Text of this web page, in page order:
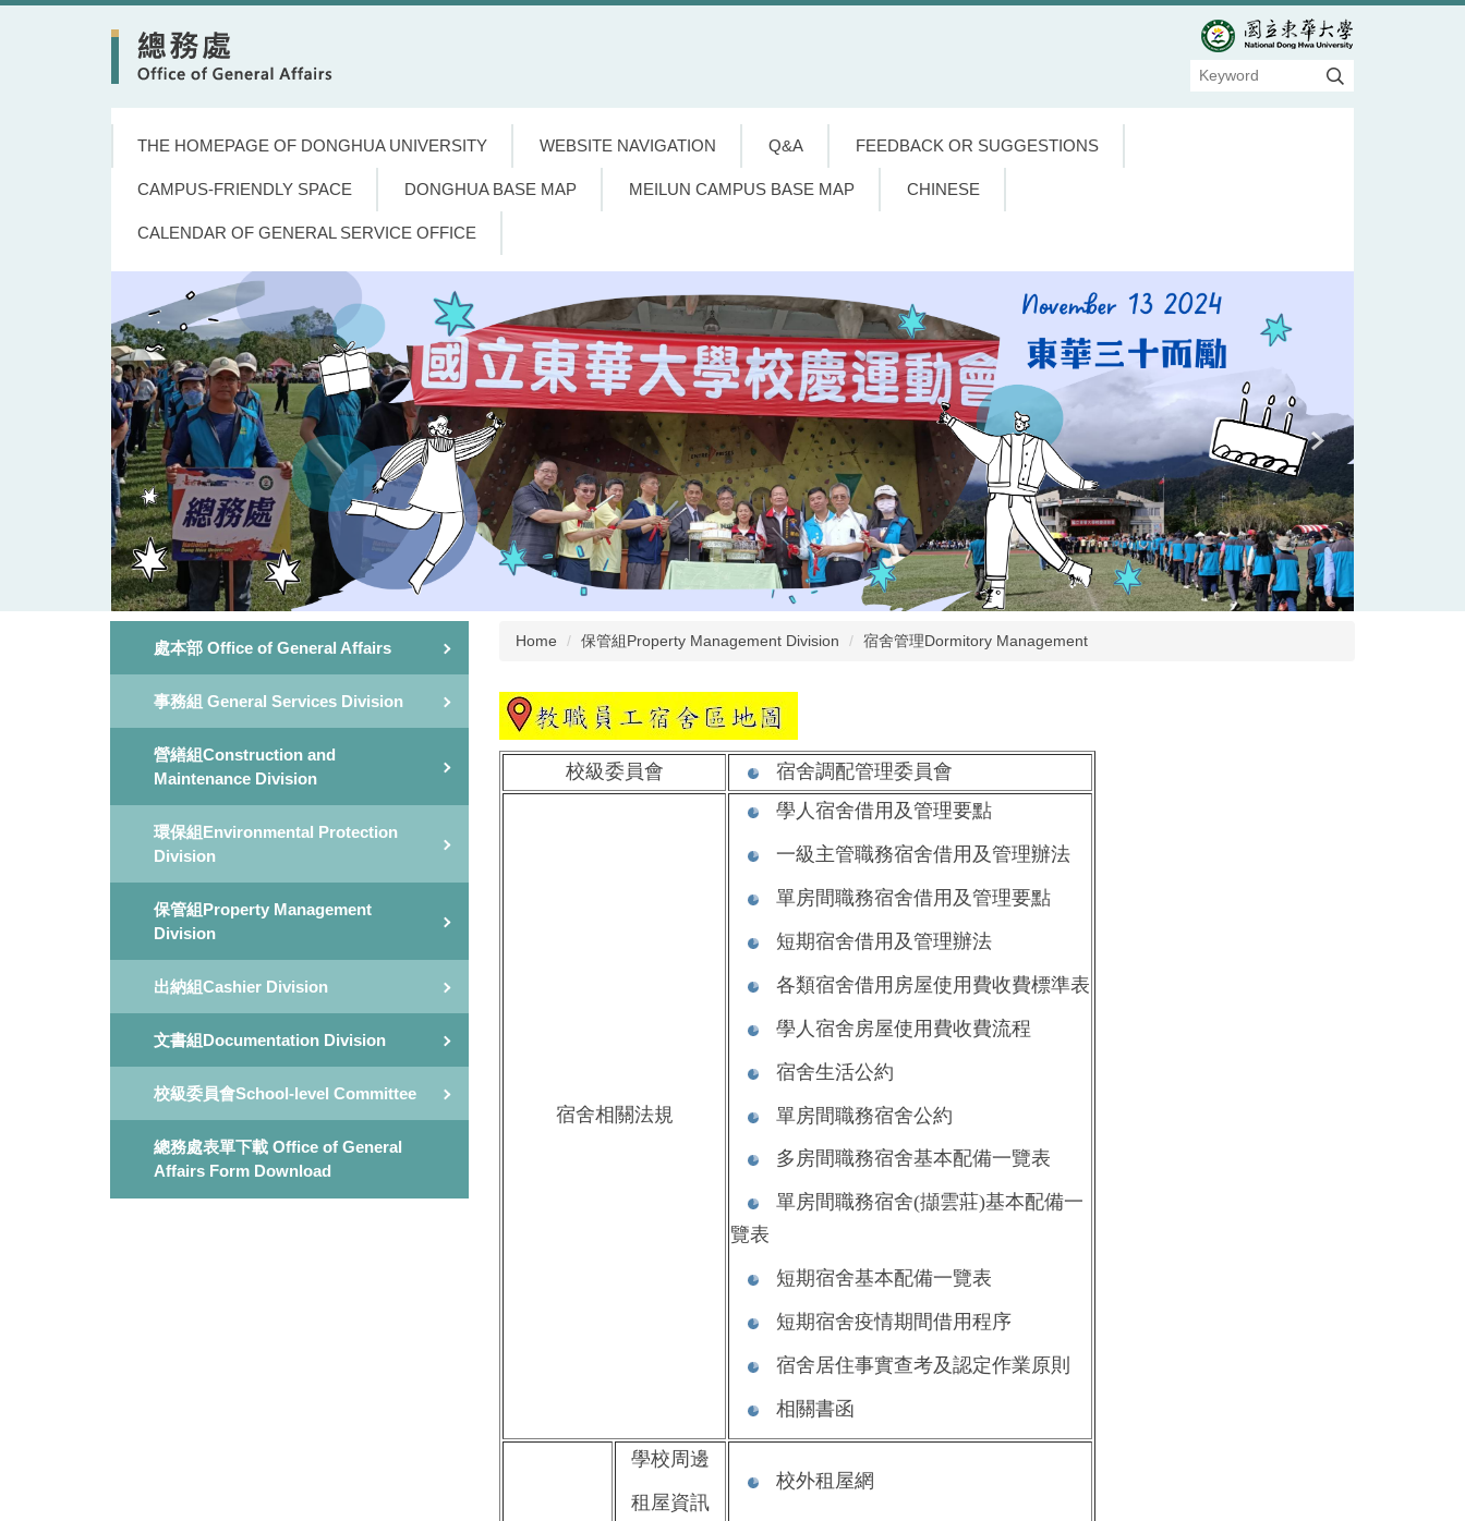
THE HOMEPAGE OF DONGHUA UNIVERSITY WEBSITE NAVIGATION Q&A FEEDBACK OR SUGGESTIONS
CAMPUS-FRIENDLY SPACE DONGHUA BASE MAP MEILUN CAMPUS BASE MAP CHINESE
CALENDAR OF GENERAL SERVICE OFFICE
處本部 Office of General Affairs
事務組 General Services Division
營繕組Construction and
Maintenance Division
環保組Environmental Protection
Division
保管組Property Management
Division
出納組Cashier Division
文書組Documentation Division
校級委員會School-level Committee
總務處表單下載 Office of General
Affairs Form Download
Home 保管組Property Management Division 宿舍管理Dormitory Management
校級委員會 宿舍調配管理委員會
宿舍相關法規
學人宿舍借用及管理要點
一級主管職務宿舍借用及管理辦法
單房間職務宿舍借用及管理要點
短期宿舍借用及管理辦法
各類宿舍借用房屋使用費收費標準表
學人宿舍房屋使用費收費流程
宿舍生活公約
單房間職務宿舍公約
多房間職務宿舍基本配備一覽表
單房間職務宿舍(擷雲莊)基本配備一
覽表
短期宿舍基本配備一覽表
短期宿舍疫情期間借用程序
宿舍居住事實查考及認定作業原則
相關書函
學校周邊
租屋資訊
校外租屋網